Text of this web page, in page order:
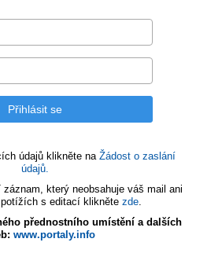
údajů klikněte na Žádost o zaslání
údajů.
záznam, který neobsahuje váš mail ani
s editací klikněte zde.
přednostního umístění a dalších
www.portaly.info